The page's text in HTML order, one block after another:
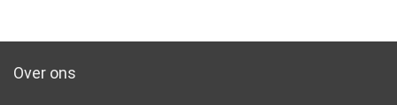
Over ons